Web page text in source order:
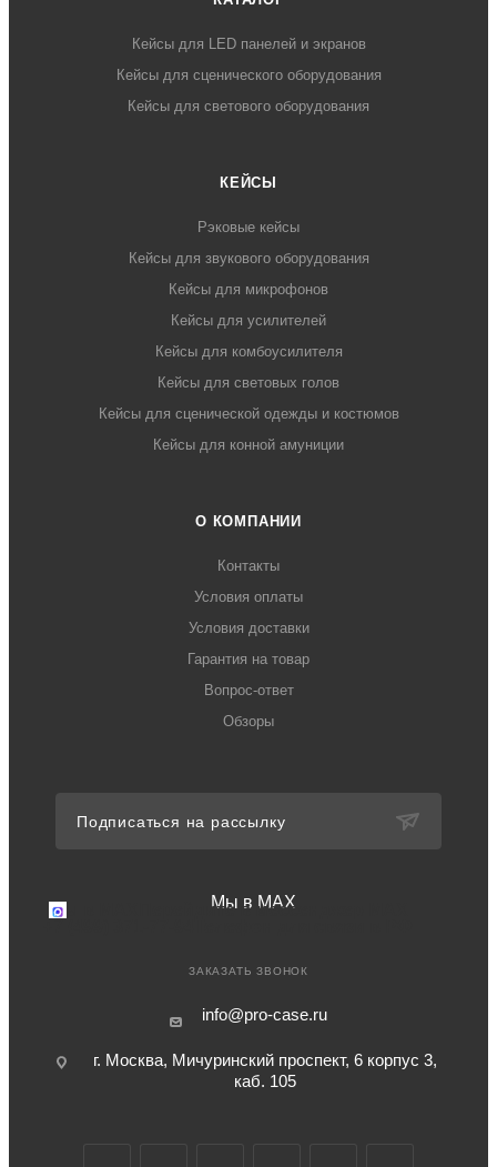
Кейсы для LED панелей и экранов
Кейсы для сценического оборудования
Кейсы для светового оборудования
КЕЙСЫ
Рэковые кейсы
Кейсы для звукового оборудования
Кейсы для микрофонов
Кейсы для усилителей
Кейсы для комбоусилителя
Кейсы для световых голов
Кейсы для сценической одежды и костюмов
Кейсы для конной амуниции
О КОМПАНИИ
Контакты
Условия оплаты
Условия доставки
Гарантия на товар
Вопрос-ответ
Обзоры
Подписаться на рассылку
Мы в MAX
Мы в MAX
Перейдите в мессенджер MAX
ЗАКАЗАТЬ ЗВОНОК
info@pro-case.ru
г. Москва, Мичуринский проспект, 6 корпус 3,
каб. 105